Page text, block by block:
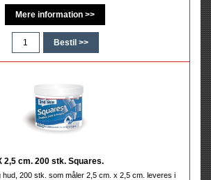
2,5 cm. 200 stk. Squares.
200 stk. som måler 2,5 cm. x 2,5 cm. leveres i